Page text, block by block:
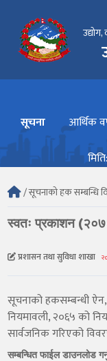
सूचना आर्थिक
/ सूचनाको हक सम्बन्धि
स्वतः प्रकाशन
प्रशासन तथा सुविधा शाखा
सूचनाको हकसम्बन्धी
नियमावली, २०६५ को
सार्वजनिक गरिएको
सम्बन्धित फाईल डाउनलोड